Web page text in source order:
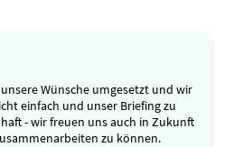
Wünsche umgesetzt und wir
einfach und unser Briefing zu
- wir freuen uns auch in Zukunft
zu können.